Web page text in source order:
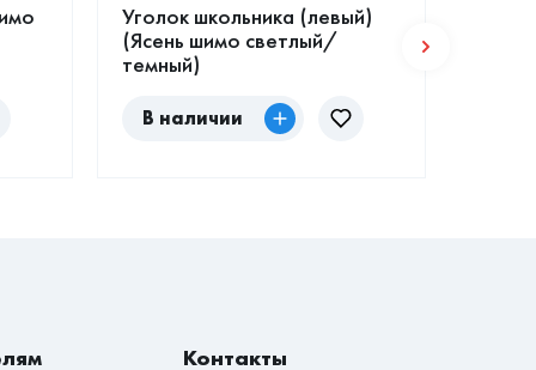
Уголок школьника (левый)
(Ясень шимо светлый/
темный)
В наличии
Контакты